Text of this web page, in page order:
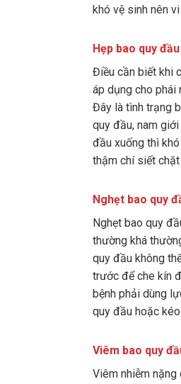
khó vệ sinh nên
Hẹp bao quy đầu
Điều cần biết khi
áp dụng cho phái
Đây là tình trạng
quy đầu, nam
đầu xuống thì
thậm chí siết
Nghẹt bao quy
Nghẹt bao quy
thường khá
quy đầu không
trước để che kín
bệnh phải dùng
quy đầu hoặc
Viêm bao quy
Viêm nhiễm